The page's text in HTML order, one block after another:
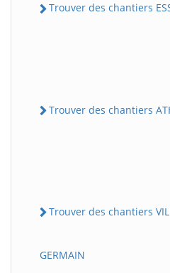
Trouver des chantiers
Trouver des chantiers
Trouver des chantiers
GERMAIN